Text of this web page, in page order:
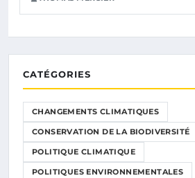
CATÉGORIES
CHANGEMENTS CLIMATIQUES
CONSERVATION DE LA BIODIVERSITÉ
POLITIQUE CLIMATIQUE
POLITIQUES ENVIRONNEMENTALES